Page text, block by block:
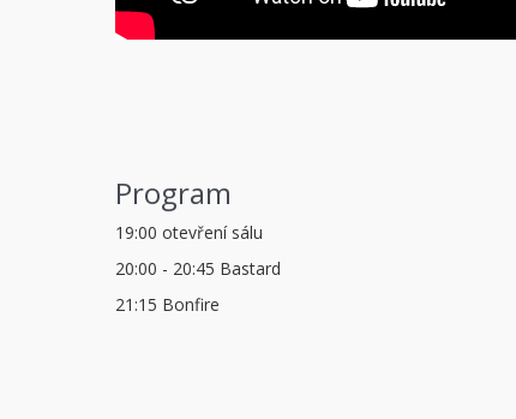
Program
19:00 otevření sálu
20:00 - 20:45 Bastard
21:15 Bonfire